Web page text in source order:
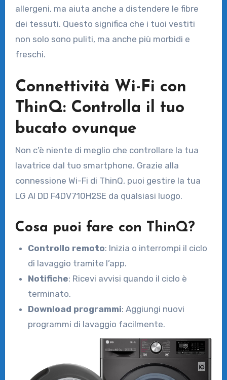
allergeni, ma aiuta anche a distendere le fibre
dei tessuti. Questo significa che i tuoi vestiti
non solo sono puliti, ma anche più morbidi e
freschi.
Connettività Wi-Fi con
ThinQ: Controlla il tuo
bucato ovunque
Non c’è niente di meglio che controllare la tua
lavatrice dal tuo smartphone. Grazie alla
connessione Wi-Fi di ThinQ, puoi gestire la tua
LG AI DD F4DV710H2SE da qualsiasi luogo.
Cosa puoi fare con ThinQ?
Controllo remoto: Inizia o interrompi il ciclo
di lavaggio tramite l’app.
Notifiche: Ricevi avvisi quando il ciclo è
terminato.
Download programmi: Aggiungi nuovi
programmi di lavaggio facilmente.